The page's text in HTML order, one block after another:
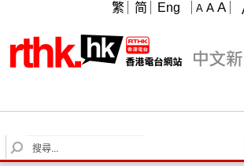
A A A
繁 简 Eng
S
e